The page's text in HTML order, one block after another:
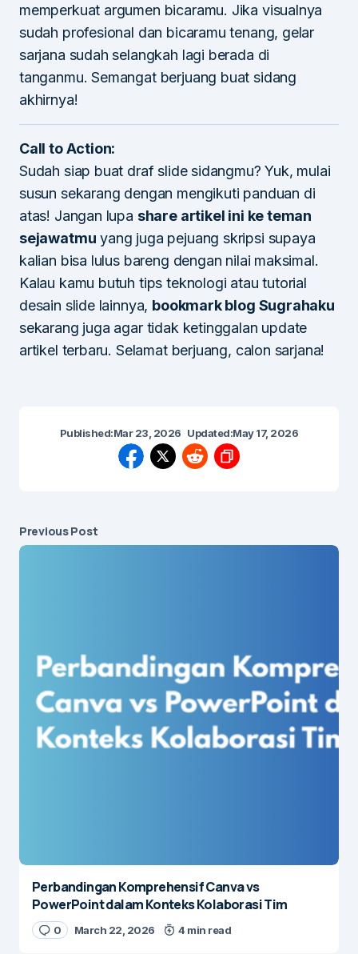
memperkuat argumen bicaramu. Jika visualnya
sudah profesional dan bicaramu tenang, gelar
sarjana sudah selangkah lagi berada di
tanganmu. Semangat berjuang buat sidang
akhirnya!
Call to Action:
Sudah siap buat draf slide sidangmu? Yuk, mulai
susun sekarang dengan mengikuti panduan di
atas! Jangan lupa share artikel ini ke teman
sejawatmu yang juga pejuang skripsi supaya
kalian bisa lulus bareng dengan nilai maksimal.
Kalau kamu butuh tips teknologi atau tutorial
desain slide lainnya, bookmark blog Sugrahaku
sekarang juga agar tidak ketinggalan update
artikel terbaru. Selamat berjuang, calon sarjana!
Published:Mar 23, 2026 Updated:May 17, 2026
Previous Post
Perbandingan Komprehensif Canva vs
PowerPoint dalam Konteks Kolaborasi Tim
0 March 22, 2026 4 min read